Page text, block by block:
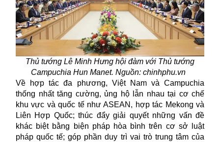
Thủ tướng Lê Minh Hưng hội đàm với Thủ tướng
Campuchia Hun Manet. Nguồn: chinhphu.vn
Về hợp tác đa phương, Việt Nam và Campuchia
thống nhất tăng cường, ủng hộ lẫn nhau tại cơ chế
khu vực và quốc tế như ASEAN, hợp tác Mekong và
Liên Hợp Quốc; thúc đẩy giải quyết những vấn đề
khác biệt bằng biện pháp hòa bình trên cơ sở luật
pháp quốc tế; góp phần duy trì vai trò trung tâm của